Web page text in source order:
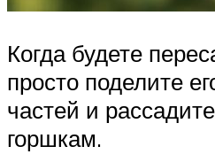
Когда будете
просто поделите
частей и
горшкам.